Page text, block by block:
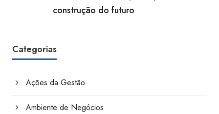
construção do futuro
Categorias
Ações da Gestão
Ambiente de Negócios